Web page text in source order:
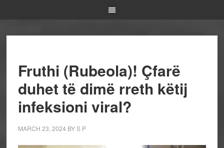
Fruthi (Rubeola)! Çfarë
duhet të dimë rreth këtij
infeksioni viral?
MARCH 23, 2024 BYS P